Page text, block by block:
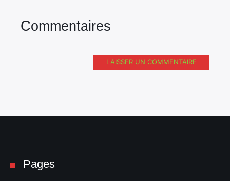
Commentaires
LAISSER UN COMMENTAIRE
Pages